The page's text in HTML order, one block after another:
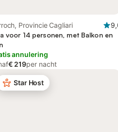
Provincie Cagliari
voor 14 personen, met Balkon en
annulering
€ 219per nacht
Star Host